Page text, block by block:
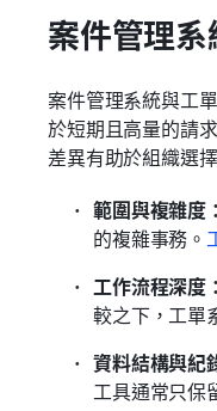
案件管理
案件管理系統與工
於短期且高量的請
差異有助於組織選
範圍與複雜度
的複雜事務。
工作流程深度
較之下，工單
資料結構與紀
工具通常只保